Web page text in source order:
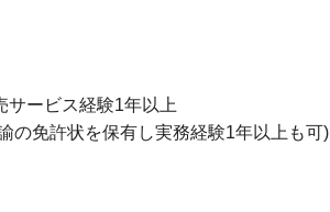
サービス経験1年以上
の免許状を保有し実務経験1年以上も可)